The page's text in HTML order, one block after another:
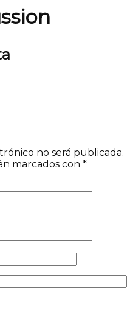
no será publicada.
marcados con *